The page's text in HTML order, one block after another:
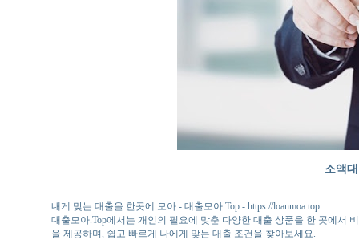
소액
내게 맞는 대출을 한곳에 모아 - 대출모아.Top - https://loanmoa.top
대출모아.Top에서는 개인의 필요에 맞춘 다양한 대출 상품을 한 곳에서
을 제공하며, 쉽고 빠르게 나에게 맞는 대출 조건을 찾아보세요.